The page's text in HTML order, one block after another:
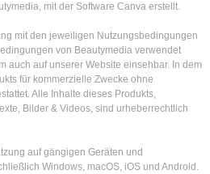
mit der Software Canva erstellt.
mit den jeweiligen Nutzungsbedingungen
von Beautymedia verwendet
auch auf unserer Website einsehbar. In dem
für kommerzielle Zwecke ohne
Alle Inhalte dieses Produkts,
Bilder & Videos, sind urheberrechtlich
auf gängigen Geräten und
Windows, macOS, iOS und Android.